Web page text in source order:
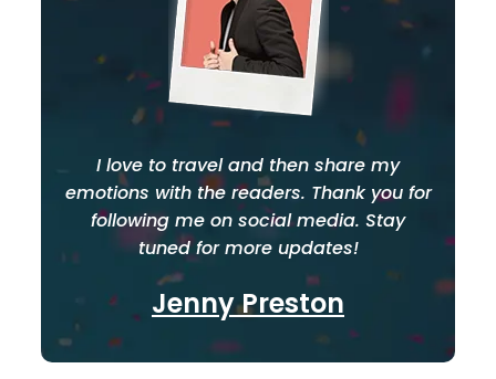
I love to travel and then share my
emotions with the readers. Thank you for
following me on social media. Stay
tuned for more updates!
Jenny Preston